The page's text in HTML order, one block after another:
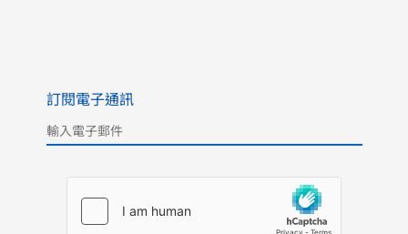
訂閱電子通訊